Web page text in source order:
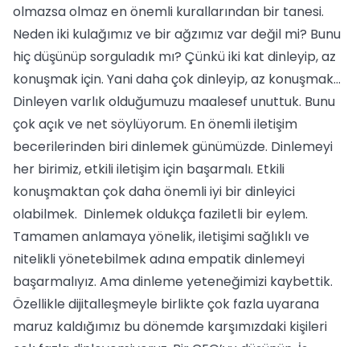
olmazsa olmaz en önemli kurallarından bir tanesi.
Neden iki kulağımız ve bir ağzımız var değil mi? Bunu
hiç düşünüp sorguladık mı? Çünkü iki kat dinleyip, az
konuşmak için. Yani daha çok dinleyip, az konuşmak…
Dinleyen varlık olduğumuzu maalesef unuttuk. Bunu
çok açık ve net söylüyorum. En önemli iletişim
becerilerinden biri dinlemek günümüzde. Dinlemeyi
her birimiz, etkili iletişim için başarmalı. Etkili
konuşmaktan çok daha önemli iyi bir dinleyici
olabilmek. Dinlemek oldukça faziletli bir eylem.
Tamamen anlamaya yönelik, iletişimi sağlıklı ve
nitelikli yönetebilmek adına empatik dinlemeyi
başarmalıyız. Ama dinleme yeteneğimizi kaybettik.
Özellikle dijitalleşmeyle birlikte çok fazla uyarana
maruz kaldığımız bu dönemde karşımızdaki kişileri